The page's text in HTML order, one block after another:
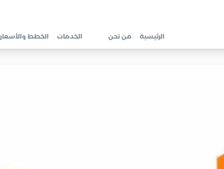
الرئيسية من نحن الخدمات الخطط والأسعار